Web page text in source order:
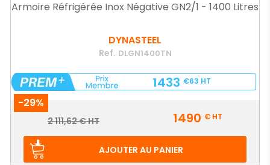
Armoire Réfrigérée Inox Négative GN2/1 - 1400 Litres
DYNASTEEL
Ref. DLGN1400TN
1433 €63 HT
-29%
Prix
Prix
2 111,62 € HT 1490 € HT
AJOUTER AU PANIER